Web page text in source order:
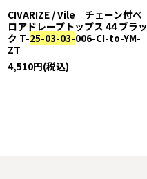
CIVARIZE / Vile チェーン付ベ
ロアドレープトップス 44 ブラッ
ク T-25-03-03-006-CI-to-YM-
ZT
4,510円(税込)